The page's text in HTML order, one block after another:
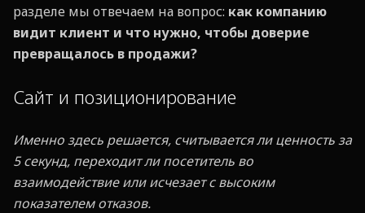
разделе мы отвечаем на вопрос: как компанию
видит клиент и что нужно, чтобы доверие
превращалось в продажи?
Сайт и позиционирование
Именно здесь решается, считывается ли ценность за
5 секунд, переходит ли посетитель во
взаимодействие или исчезает с высоким
показателем отказов.